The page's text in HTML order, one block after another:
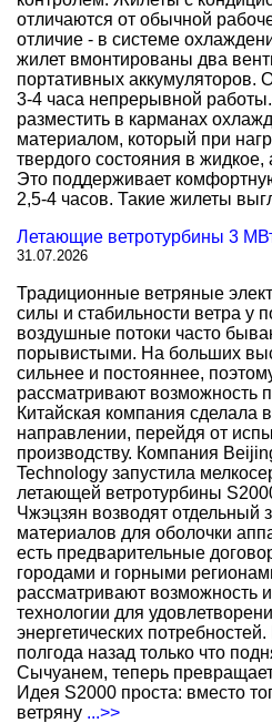
отличаются от обычной
отличие - в системе
жилет вмонтированы два
портативных аккумуляторов.
3-4 часа непрерывной
разместить в карманах
материалом, который при
твердого состояния в
Это поддерживает
2,5-4 часов. Такие жилеты
Летающие ветротурбины 3
31.07.2026
Традиционные ветряные
силы и стабильности ветра у
воздушные потоки часто
порывистыми. На больших
сильнее и постояннее,
рассматривают возможность
Китайская компания сделала
направлении, перейдя от
производству. Компания
Technology запустила
летающей ветротурбины
Чжэцзян возводят отдельный
материалов для оболочки
есть предварительные
городами и горными
рассматривают возможность
технологии для
энергетических
полгода назад только что
Сычуанем, теперь
Идея S2000 проста: вместо
ветряну ...>>